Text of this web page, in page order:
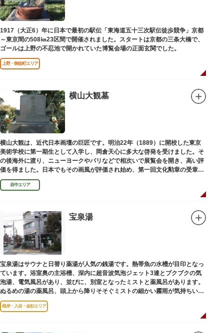
1917（大正6）年に日本で最初の駅伝「東海道五十三次駅伝徒歩競争」京都
～東京間の508㎞23区間で開催されました。スタートは京都の三条大橋で、
ゴールは上野の不忍池で開かれていた博覧会場の正面玄関でした。
上野・御徒町エリア
横山大観墓
横山大観は、近代日本画壇の巨匠です。明治22年（1889）に開校した東京
美術学校に第一期生として入学し、岡倉天心に多大な啓発を受けました。そ
の後海外に渡り、ニューヨークやパリなどで相次いで展覧会を開き、高い評
価を得ました。日本でもその画風が評価され始め、第一回文化勲章の受章者
となりました。お墓は谷中霊園にあります。
谷中エリア
宝泉湯
宝泉湯はサウナと日替り薬湯が人気の銭湯です。熱帯魚の水槽が目印となっ
ています。浴室奥の主浴槽、深内に超音波気泡ジェット3連とブクブクの気
泡湯、電気風呂があり、並びに、別室となったミストと薬風呂があります。
ぬるめの湯の薬風呂、頭上から降りそそぐミストの細かい霧雨が気持ちいい
と評判です。
根岸・入谷・金杉エリア